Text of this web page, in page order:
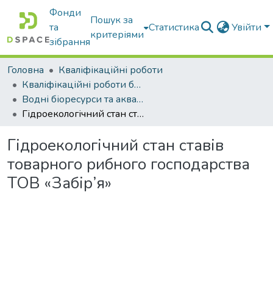
Фонди
та
зібрання
Пошук за
критеріями
Статистика Увійти
Головна
Кваліфікаційні роботи
Кваліфікаційні роботи бакалаврів
Водні біоресурси та аквакультура
Гідроекологічний стан ставів товарного рибного господарства ТОВ «Забір’я»
Гідроекологічний стан ставів
товарного рибного господарства
ТОВ «Забір’я»